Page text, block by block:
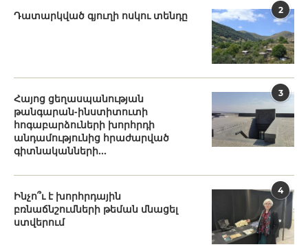
2
Դատարկված գյուղի ոսկու տենդը
3
Հայոց ցեղասպանության
թանգարան-ինստիտուտի
հոգաբարձուների խորհրդի
անդամությունից հրաժարված
գիտնականների...
4
Ինչո՞ւ է խորհրդային
բռնաճնշումների թեման մնացել
ստվերում